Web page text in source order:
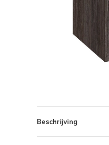
Beschrijving